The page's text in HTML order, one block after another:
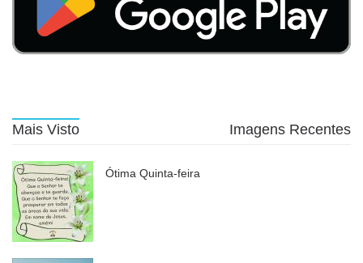
Mais Visto Imagens Recentes
Ótima Quinta-feira